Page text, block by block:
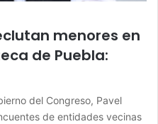
menores en
de Puebla:
del Congreso, Pavel
de entidades vecinas